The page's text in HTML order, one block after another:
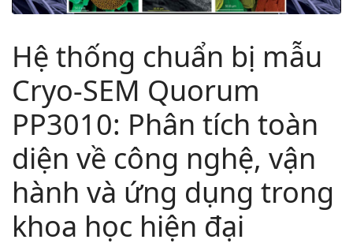
Hệ thống chuẩn bị mẫu
Cryo-SEM Quorum
PP3010: Phân tích toàn
diện về công nghệ, vận
hành và ứng dụng trong
khoa học hiện đại